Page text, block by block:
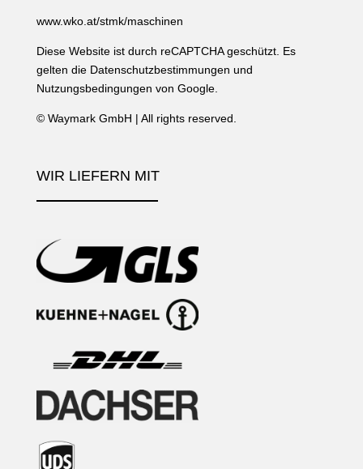
WIR LIEFERN MIT
www.wko.at/stmk/maschinen
Diese Website ist durch reCAPTCHA geschützt. Es
gelten die Datenschutzbestimmungen und
Nutzungsbedingungen von Google.
© Waymark GmbH | All rights reserved.